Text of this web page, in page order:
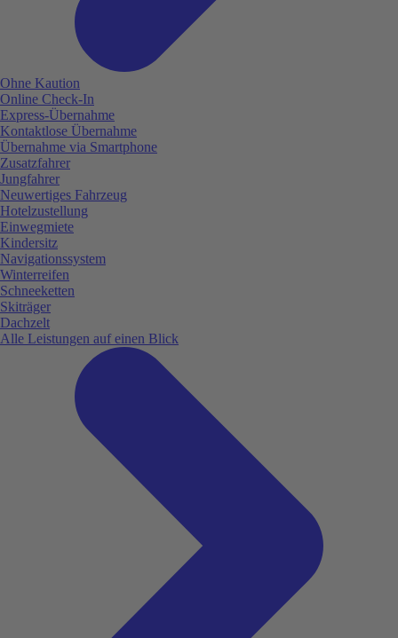
Ohne Kaution
Online Check-In
Express-Übernahme
Kontaktlose Übernahme
Übernahme via Smartphone
Zusatzfahrer
Jungfahrer
Neuwertiges Fahrzeug
Hotelzustellung
Einwegmiete
Kindersitz
Navigationssystem
Winterreifen
Schneeketten
Skiträger
Dachzelt
Alle Leistungen auf einen Blick